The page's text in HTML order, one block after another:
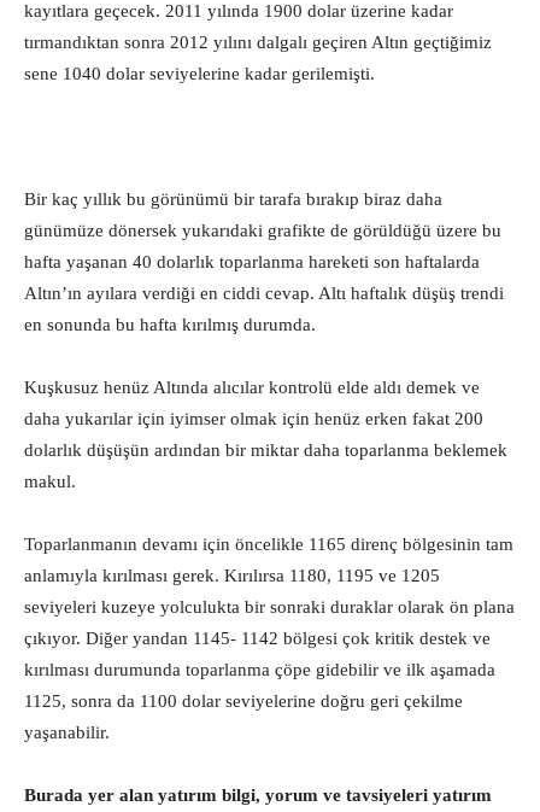
kayıtlara geçecek. 2011 yılında 1900 dolar üzerine kadar
tırmandıktan sonra 2012 yılını dalgalı geçiren Altın geçtiğimiz
sene 1040 dolar seviyelerine kadar gerilemişti.
Bir kaç yıllık bu görünümü bir tarafa bırakıp biraz daha
günümüze dönersek yukarıdaki grafikte de görüldüğü üzere bu
hafta yaşanan 40 dolarlık toparlanma hareketi son haftalarda
Altın’ın ayılara verdiği en ciddi cevap. Altı haftalık düşüş trendi
en sonunda bu hafta kırılmış durumda.
Kuşkusuz henüz Altında alıcılar kontrolü elde aldı demek ve
daha yukarılar için iyimser olmak için henüz erken fakat 200
dolarlık düşüşün ardından bir miktar daha toparlanma beklemek
makul.
Toparlanmanın devamı için öncelikle 1165 direnç bölgesinin tam
anlamıyla kırılması gerek. Kırılırsa 1180, 1195 ve 1205
seviyeleri kuzeye yolculukta bir sonraki duraklar olarak ön plana
çıkıyor. Diğer yandan 1145- 1142 bölgesi çok kritik destek ve
kırılması durumunda toparlanma çöpe gidebilir ve ilk aşamada
1125, sonra da 1100 dolar seviyelerine doğru geri çekilme
yaşanabilir.
Burada yer alan yatırım bilgi, yorum ve tavsiyeleri yatırım